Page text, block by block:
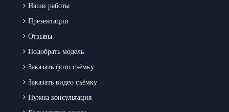
Наши работы
Презентации
Отзывы
Подобрать модель
Заказать фото съёмку
Заказать видео съёмку
Нужна консультация